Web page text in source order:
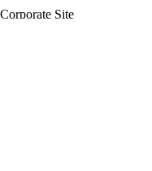
Corporate Site